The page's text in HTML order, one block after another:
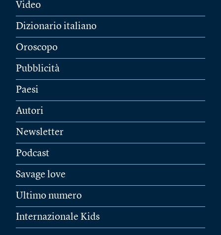
Video
Dizionario italiano
Oroscopo
Pubblicità
Paesi
Autori
Newsletter
Podcast
Savage love
Ultimo numero
Internazionale Kids